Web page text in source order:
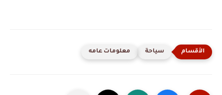
سياحة معلومات عامه